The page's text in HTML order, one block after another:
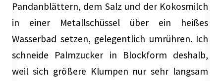
Pandanblättern, dem Salz und der Kokosmilch
in einer Metallschüssel über ein heißes
Wasserbad setzen, gelegentlich umrühren. Ich
schneide Palmzucker in Blockform deshalb,
weil sich größere Klumpen nur sehr langsam